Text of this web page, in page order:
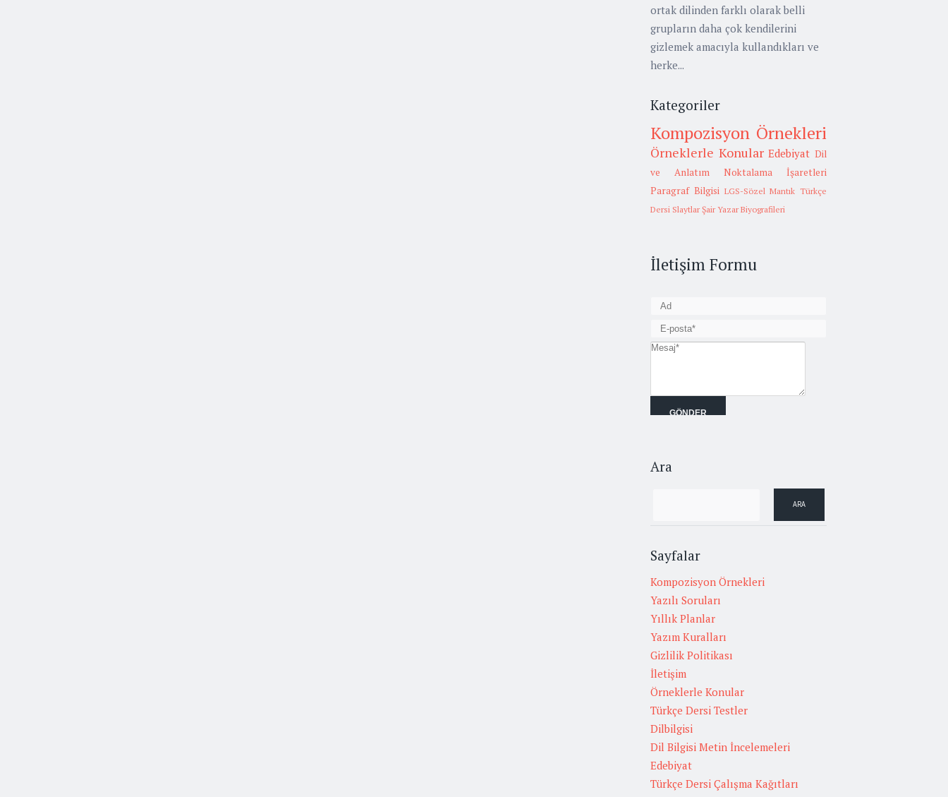
ortak dilinden farklı olarak belli
grupların daha çok kendilerini
gizlemek amacıyla kullandıkları ve
herke...
Kategoriler
Kompozisyon Örnekleri
Örneklerle Konular Edebiyat Dil
ve Anlatım
Noktalama İşaretleri
Paragraf Bilgisi LGS-Sözel Mantık Türkçe
Dersi Slaytlar Şair Yazar Biyografileri
İletişim Formu
Ara
Sayfalar
Kompozisyon Örnekleri
Yazılı Soruları
Yıllık Planlar
Yazım Kuralları
Gizlilik Politikası
İletişim
Örneklerle Konular
Türkçe Dersi Testler
Dilbilgisi
Dil Bilgisi Metin İncelemeleri
Edebiyat
Türkçe Dersi Çalışma Kağıtları